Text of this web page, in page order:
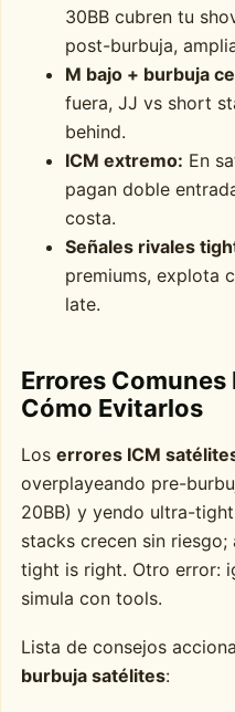
30BB cubren tu
post-burbuja,
M bajo + burbuja
fuera, JJ vs short
behind.
ICM extremo: En
pagan doble
costa.
Señales rivales
premiums, explota
late.
Errores
Cómo Evitarlos
Los errores ICM
overplayeando pre-
20BB) y yendo ultra-
stacks crecen sin riesgo;
tight is right. Otro error:
simula con tools.
Lista de consejos
burbuja satélites: